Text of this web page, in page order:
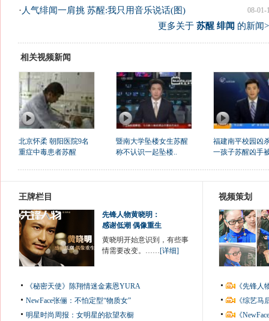
08-01-
· 人气绯闻一肩挑 苏醒:我只用音乐说话(图)
更多关于 苏醒 绯闻 的新闻
相关视频新闻
北京怀柔 朝阳医院9名
重症中毒患者苏醒
暨南大学坠楼女生苏醒
称不认识一起坠楼..
福建南平校园凶
一孩子苏醒凶手
王牌栏目
先锋人物黄晓明：
感谢低潮 偶像重生
黄晓明开始意识到，有些事
情需要改变。……[详细]
《秘密天使》陈翔情迷金素恩YURA
NewFace张俪：不怕定型“物质女”
明星时尚周报：女明星的欲望衣橱
视频策划
《先锋
《综艺
《